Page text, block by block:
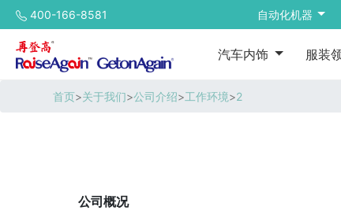
400-166-8581 自动化机器
汽车内饰 服装
首页>关于我们>公司介绍>工作环境>2
公司概况